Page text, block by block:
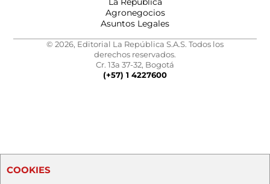
Agronegocios
Asuntos Legales
© 2026, Editorial La República S.A.S. Todos los
derechos reservados.
Cr. 13a 37-32, Bogotá
(+57) 1 4227600
COOKIES